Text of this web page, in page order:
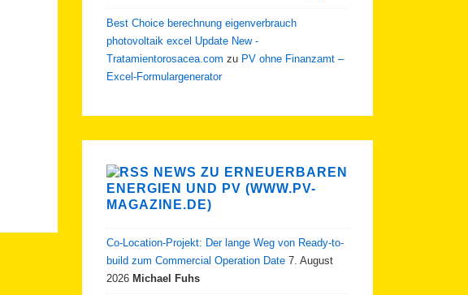
Best Choice berechnung eigenverbrauch
photovoltaik excel Update New -
Tratamientorosacea.com zu PV ohne Finanzamt –
Excel-Formulargenerator
NEWS ZU ERNEUERBAREN
ENERGIEN UND PV (WWW.PV-
MAGAZINE.DE)
Co-Location-Projekt: Der lange Weg von Ready-to-
build zum Commercial Operation Date 7. August
2026 Michael Fuhs